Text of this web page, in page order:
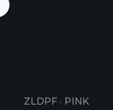
ZLDPF · PINK